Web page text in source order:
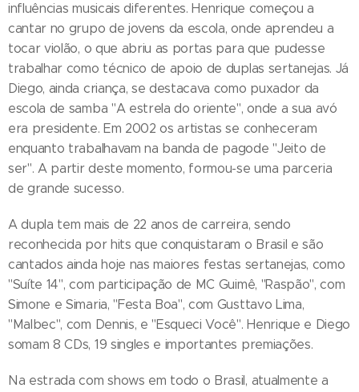
influências musicais diferentes. Henrique começou a
cantar no grupo de jovens da escola, onde aprendeu a
tocar violão, o que abriu as portas para que pudesse
trabalhar como técnico de apoio de duplas sertanejas. Já
Diego, ainda criança, se destacava como puxador da
escola de samba "A estrela do oriente", onde a sua avó
era presidente. Em 2002 os artistas se conheceram
enquanto trabalhavam na banda de pagode "Jeito de
ser". A partir deste momento, formou-se uma parceria
de grande sucesso.
A dupla tem mais de 22 anos de carreira, sendo
reconhecida por hits que conquistaram o Brasil e são
cantados ainda hoje nas maiores festas sertanejas, como
"Suíte 14", com participação de MC Guimê, "Raspão", com
Simone e Simaria, "Festa Boa", com Gusttavo Lima,
"Malbec", com Dennis, e "Esqueci Você". Henrique e Diego
somam 8 CDs, 19 singles e importantes premiações.
Na estrada com shows em todo o Brasil, atualmente a